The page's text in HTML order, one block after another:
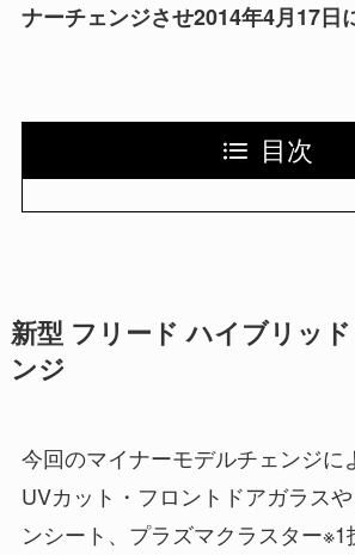
ナーチェンジさせ2014年4月17日
目次
新型 フリード ハイブリッ
ンジ
今回のマイナーモデルチェンジに
UVカット・フロントドアガラス
ンシート、プラズマクラスター※1